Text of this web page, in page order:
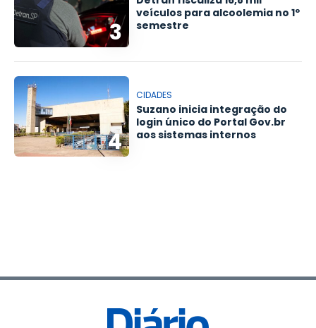
3
veículos para alcoolemia no 1º
semestre
4
CIDADES
Suzano inicia integração do
login único do Portal Gov.br
aos sistemas internos